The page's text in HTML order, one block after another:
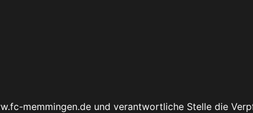
memmingen.de und verantwortliche Stelle die